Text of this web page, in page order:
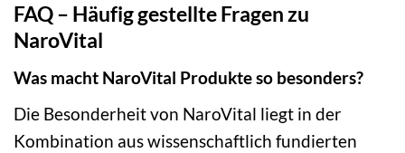
FAQ – Häufig gestellte Fragen zu
NaroVital
Was macht NaroVital Produkte so besonders?
Die Besonderheit von NaroVital liegt in der
Kombination aus wissenschaftlich fundierten